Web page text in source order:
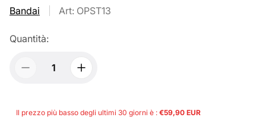
Bandai Art: OPST13
Quantità:
Il prezzo più basso degli ultimi 30 giorni è : €59,90 EUR